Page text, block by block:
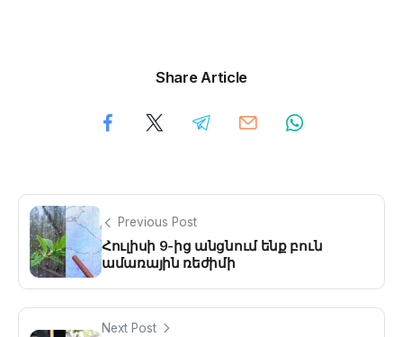
Share Article
Previous Post
Հուլիսի 9-ից անցնում ենք բուն
ամառային ռեժիմի
Next Post